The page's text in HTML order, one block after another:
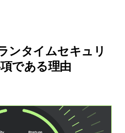
ンタイムセキュリ
である理由